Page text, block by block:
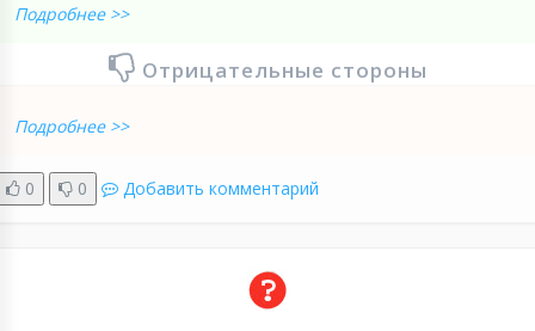
Подробнее >>
Отрицательные стороны
Подробнее >>
0 0 Добавить комментарий